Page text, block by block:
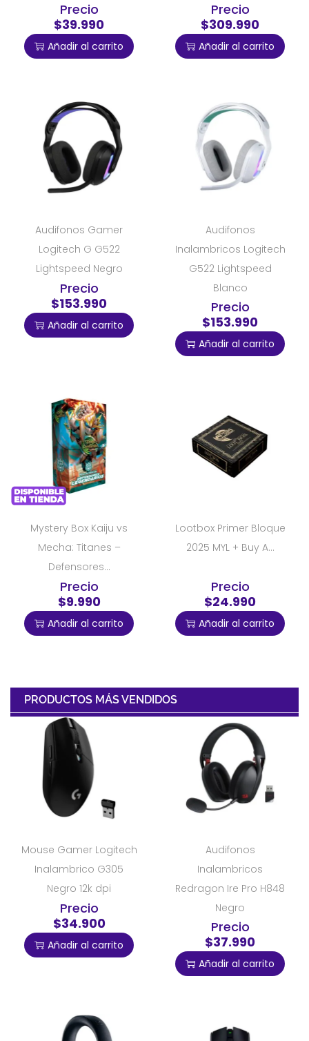
Precio
$39.990
Añadir al carrito
Precio
$309.990
Añadir al carrito
Audifonos Gamer
Logitech G G522
Lightspeed Negro
Precio
$153.990
Añadir al carrito
Audifonos
Inalambricos Logitech
G522 Lightspeed
Blanco
Precio
$153.990
Añadir al carrito
Mystery Box Kaiju vs
Mecha: Titanes –
Defensores...
Precio
$9.990
Añadir al carrito
Lootbox Primer Bloque
2025 MYL + Buy A...
Precio
$24.990
Añadir al carrito
PRODUCTOS MÁS VENDIDOS
Mouse Gamer Logitech
Inalambrico G305
Negro 12k dpi
Precio
$34.900
Añadir al carrito
Audifonos
Inalambricos
Redragon Ire Pro H848
Negro
Precio
$37.990
Añadir al carrito